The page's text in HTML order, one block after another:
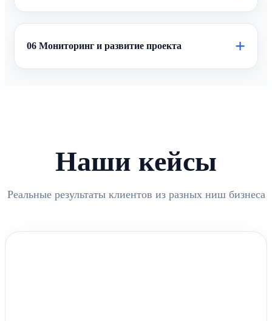
06 Мониторинг и развитие проекта +
Наши кейсы
Реальные результаты клиентов из разных ниш бизнеса